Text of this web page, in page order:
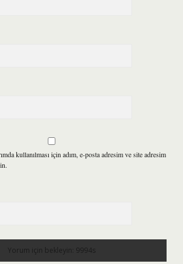
kullanılması için adım, e-posta adresim ve site adresim